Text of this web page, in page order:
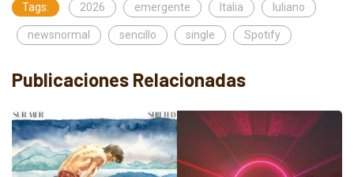
Tags: 2026 emergente Italia Iuliano
newsnormal sencillo single Spotify
Publicaciones Relacionadas